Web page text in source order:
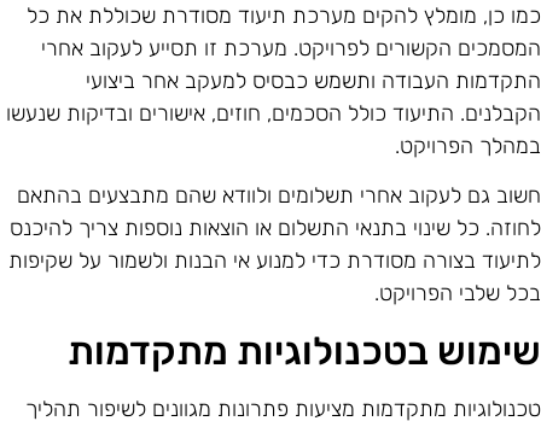
כן, מומלץ להקים מערכת תיעוד מסודרת שכוללת את כל
הקשורים לפרויקט. מערכת זו תסייע לעקוב אחרי
העבודה ותשמש כבסיס למעקב אחר ביצועי
התיעוד כולל הסכמים, חוזים, אישורים ובדיקות שנעשו
הפרויקט.
גם לעקוב אחרי תשלומים ולוודא שהם מתבצעים בהתאם
כל שינוי בתנאי התשלום או הוצאות נוספות צריך להיכנס
בצורה מסודרת כדי למנוע אי הבנות ולשמור על שקיפות
שלבי הפרויקט.
בטכנולוגיות מתקדמות
מתקדמות מציעות פתרונות מגוונים לשיפור תהליך